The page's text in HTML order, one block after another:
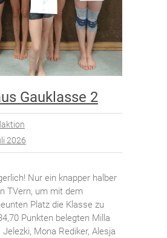
Gauklasse 2
2026
Nur ein knapper halber
TVern, um mit dem
Platz die Klasse zu
Punkten belegten Milla
Mona Rediker, Alesja